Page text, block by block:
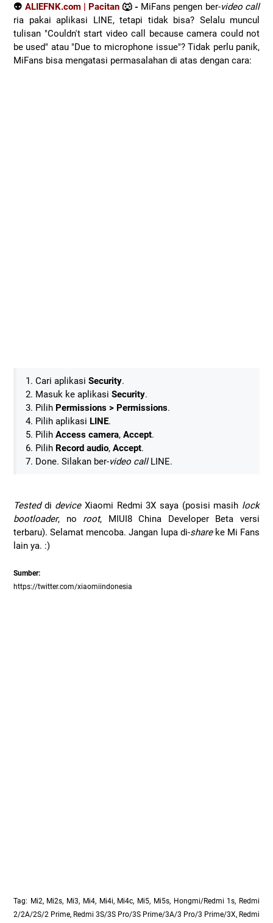
👽 ALIEFNK.com | Pacitan 🐺 - MiFans pengen ber-video call
ria pakai aplikasi LINE, tetapi tidak bisa? Selalu muncul
tulisan "Couldn't start video call because camera could not
be used" atau "Due to microphone issue"? Tidak perlu panik,
MiFans bisa mengatasi permasalahan di atas dengan cara:
1. Cari aplikasi Security.
2. Masuk ke aplikasi Security.
3. Pilih Permissions > Permissions.
4. Pilih aplikasi LINE.
5. Pilih Access camera, Accept.
6. Pilih Record audio, Accept.
7. Done. Silakan ber-video callLINE.
Testeddi deviceXiaomi Redmi 3X saya (posisi masih lock
bootloader, no root, MIUI8 China Developer Beta versi
terbaru). Selamat mencoba. Jangan lupa di-shareke Mi Fans
lain ya. :)
Sumber:
https://twitter.com/xiaomiindonesia
Tag: Mi2, Mi2s, Mi3, Mi4, Mi4i, Mi4c, Mi5, Mi5s, Hongmi/Redmi 1s, Redmi
2/2A/2S/2 Prime, Redmi 3S/3S Pro/3S Prime/3A/3 Pro/3 Prime/3X, Redmi